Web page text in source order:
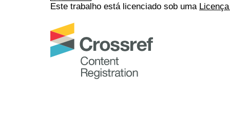
Este trabalho está licenciado sob uma